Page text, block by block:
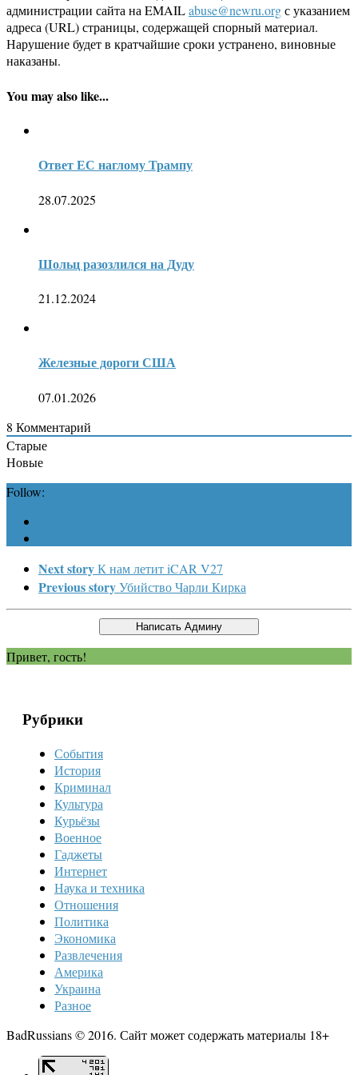
администрации сайта на EMAILabuse@newru.orgс указанием
адреса (URL) страницы, содержащей спорный материал.
Нарушение будет в кратчайшие сроки устранено, виновные
наказаны.
You may also like...
Ответ ЕС наглому Трампу
28.07.2025
Шольц разозлился на Дуду
21.12.2024
Железные дороги США
07.01.2026
8 Комментарий
Старые
Новые
Follow:
Next storyК нам летит iCAR V27
Previous storyУбийство Чарли Кирка
Привет, гость!
Рубрики
События
История
Криминал
Культура
Курьёзы
Военное
Гаджеты
Интернет
Наука и техника
Отношения
Политика
Экономика
Развлечения
Америка
Украина
Разное
BadRussians © 2016. Сайт может содержать материалы 18+